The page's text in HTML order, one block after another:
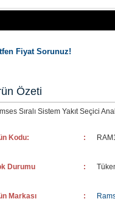
Fiyat Sorunuz!
Özeti
Sıralı Sistem Yakıt Seçici
Kodu: :
Durumu :
Markası :